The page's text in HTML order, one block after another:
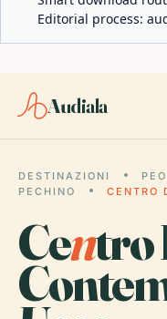
Editorial process:
Audiala
DESTINAZIONI
PECHINO
CENTRO
Centro